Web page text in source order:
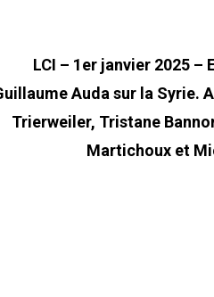
LCI – 1er janvier 2025 –
Auda sur la Syrie.
Trierweiler, Tristane
Martichoux et